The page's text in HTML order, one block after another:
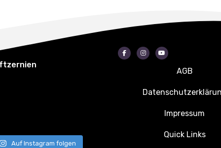
Auf Instagram folgen
FacebookInstagram
AGB
Impressum
Quick Links